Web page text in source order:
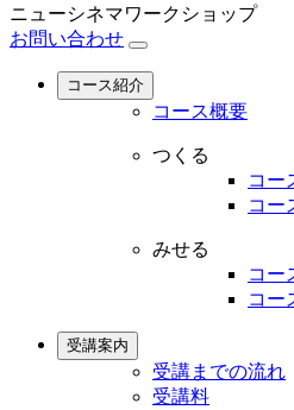
ニューシネマワークショップ
お問い合わせ
コース紹介
コース概要
つくる
コー
コー
みせる
コー
コー
受講案内
受講までの流れ
受講料